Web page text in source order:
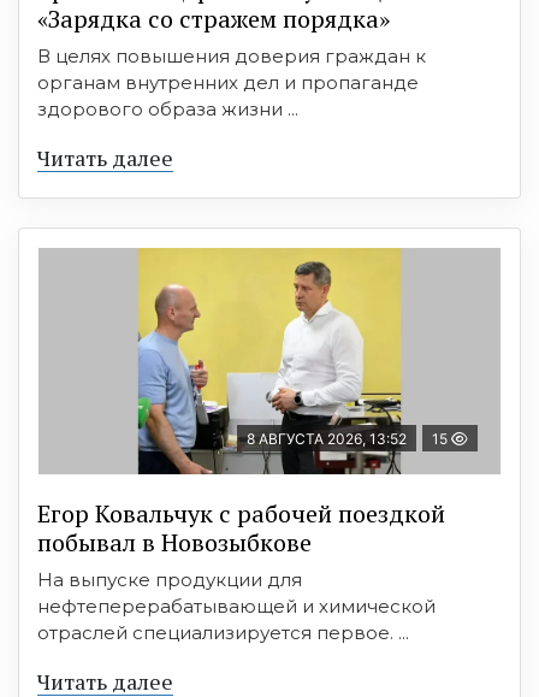
«Зарядка со стражем порядка»
В целях повышения доверия граждан к
органам внутренних дел и пропаганде
здорового образа жизни ...
Читать далее
8 АВГУСТА 2026, 13:52 15
Егор Ковальчук с рабочей поездкой
побывал в Новозыбкове
На выпуске продукции для
нефтеперерабатывающей и химической
отраслей специализируется первое. ...
Читать далее